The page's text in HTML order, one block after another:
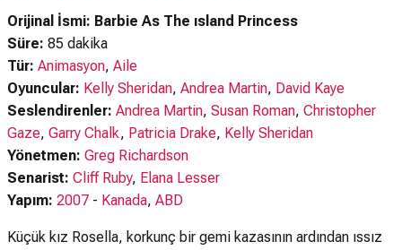
Orijinal İsmi: Barbie As The ısland Princess
Süre: 85 dakika
Tür: Animasyon, Aile
Oyuncular: Kelly Sheridan, Andrea Martin, David Kaye
Seslendirenler: Andrea Martin, Susan Roman, Christopher
Gaze, Garry Chalk, Patricia Drake, Kelly Sheridan
Yönetmen: Greg Richardson
Senarist: Cliff Ruby, Elana Lesser
Yapım: 2007 - Kanada, ABD
Küçük kız Rosella, korkunç bir gemi kazasının ardından ıssız